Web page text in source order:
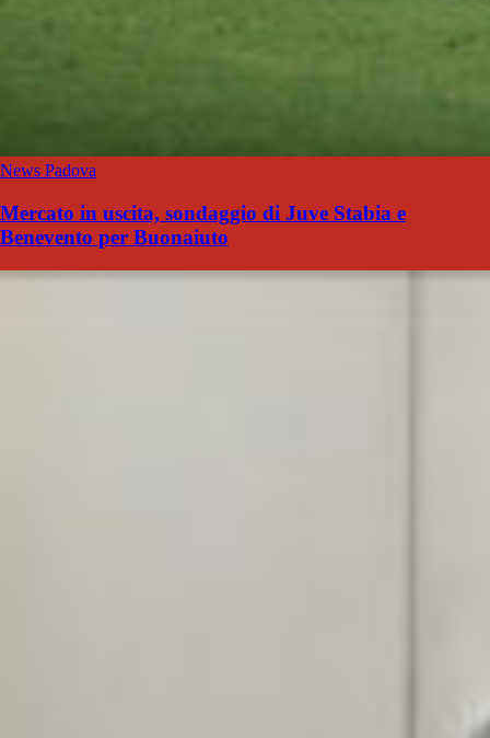
News Padova
Mercato in uscita, sondaggio di Juve Stabia e
Benevento per Buonaiuto